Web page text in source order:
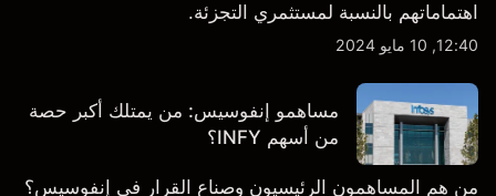
اهتماماتهم بالنسبة لمستثمري التجزئة.
12:40, 10 مايو 2024
مساهمو إنفوسيس: من يمتلك أكبر حصة
من أسهم INFY؟
من هم المساهمون الرئيسيون وصناع القرار في إنفوسيس؟